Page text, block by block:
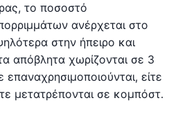
το ποσοστό
ανέρχεται στο
στην ήπειρο και
απόβλητα χωρίζονται σε 3
επαναχρησιμοποιούνται, είτε
μετατρέπονται σε κομπόστ.